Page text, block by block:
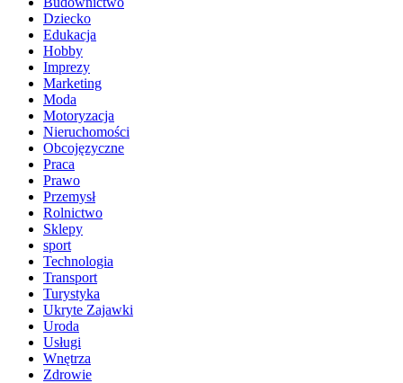
Dziecko
Edukacja
Hobby
Imprezy
Marketing
Moda
Motoryzacja
Nieruchomości
Obcojęzyczne
Praca
Prawo
Przemysł
Rolnictwo
Sklepy
sport
Technologia
Transport
Turystyka
Ukryte Zajawki
Uroda
Usługi
Wnętrza
Zdrowie